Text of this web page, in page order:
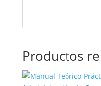
Productos